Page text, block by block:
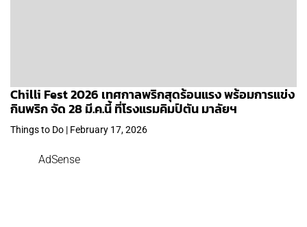
Chilli Fest 2026 เทศกาลพริกสุดร้อนแรง พร้อมการแข่ง
กินพริก จัด 28 มี.ค.นี้ ที่โรงแรมคิมป์ตัน มาลัยฯ
Things to Do | February 17, 2026
AdSense